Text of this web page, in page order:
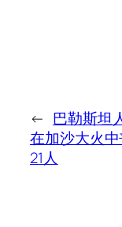
← 巴勒斯坦
在加沙大火
21人